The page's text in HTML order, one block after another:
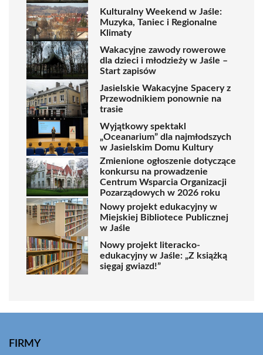
Kulturalny Weekend w Jaśle:
Muzyka, Taniec i Regionalne
Klimaty
Wakacyjne zawody rowerowe
dla dzieci i młodzieży w Jaśle –
Start zapisów
Jasielskie Wakacyjne Spacery z
Przewodnikiem ponownie na
trasie
Wyjątkowy spektakl
„Oceanarium” dla najmłodszych
w Jasielskim Domu Kultury
Zmienione ogłoszenie dotyczące
konkursu na prowadzenie
Centrum Wsparcia Organizacji
Pozarządowych w 2026 roku
Nowy projekt edukacyjny w
Miejskiej Bibliotece Publicznej
w Jaśle
Nowy projekt literacko-
edukacyjny w Jaśle: „Z książką
sięgaj gwiazd!”
FIRMY